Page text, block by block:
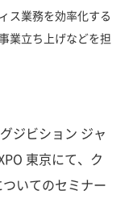
ス業務を効率化する
業立ち上げなどを担
ジビション ジャ
東京にて、ク
いてのセミナー